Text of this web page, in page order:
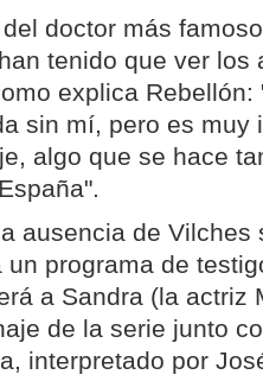
doctor más
tenido que ver los
explica
sin mí, pero es muy
algo que se hace
ausencia de Vilches
un programa de
a Sandra (la actriz
de la serie junto
interpretado por